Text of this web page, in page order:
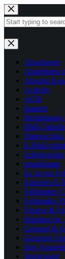
Zum
Inhalt
springen
Keine
Ergebnisse
Abnehmen
Abnehmen
Absolut
Activity
AGB
Banner
BMI-Tabelle
Datenschutz
E-Mail
ernaehrung
Es ist ein
Falsches E-
Fehlendes
Fehlendes
Fitness &
fitspring.de
Gesund &
Gesunde
Ihre
Impressum